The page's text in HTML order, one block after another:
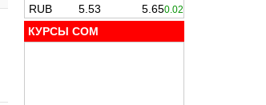
КУРСЫ COM